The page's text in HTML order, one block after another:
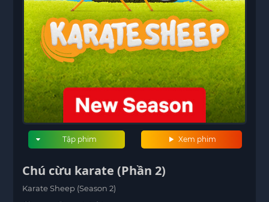
Xem phim
Tập phim
Chú cừu karate (Phần 2)
Karate Sheep (Season 2)